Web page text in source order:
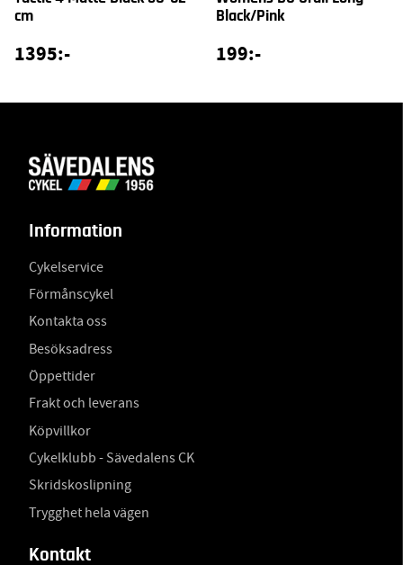
cm
1395:-
Black/Pink
199:-
Information
Cykelservice
Förmånscykel
Kontakta oss
Besöksadress
Öppettider
Frakt och leverans
Köpvillkor
Cykelklubb - Sävedalens CK
Skridskoslipning
Trygghet hela vägen
Kontakt